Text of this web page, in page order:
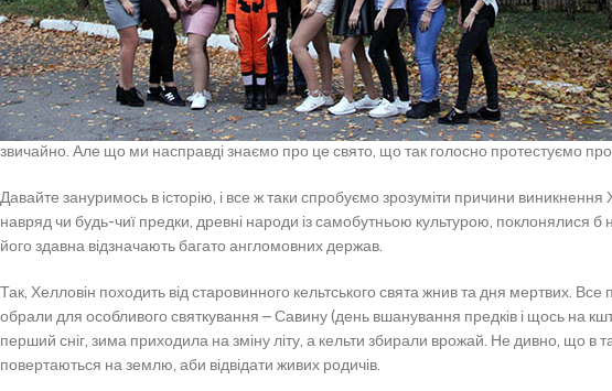
світом і своїми звичаями та традиціями. Головне, щоби цей процес відбувався без
І те, що в цей день дітлахи перевдягаються у різноманітні костюми, деколи й не дуже
забуваєте, що окрім чортенят і вампірчиків, на вулицях можна зустріти також
Однак асоціація не випадкова. Вважається, що в цей день уся нечисть приходить у
звичайно. Але що ми насправді знаємо про це свято, що так голосно протестуємо
Давайте зануримось в історію, і все ж таки спробуємо зрозуміти причини
навряд чи будь-чиї предки, древні народи із самобутньою культурою, поклонялися б
його здавна відзначають багато англомовних держав.
Так, Хелловін походить від старовинного кельтського свята жнив та дня мертвих. Все
обрали для особливого святкування – Савину (день вшанування предків і щось на
перший сніг, зима приходила на зміну літу, а кельти збирали врожай. Не дивно, що в
повертаються на землю, аби відвідати живих родичів.